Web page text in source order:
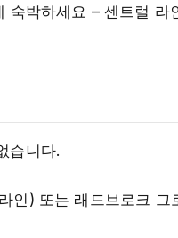
박하세요 – 센트럴 라
습니다.
인) 또는 래드브로크